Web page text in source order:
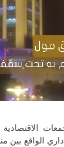
الواقع